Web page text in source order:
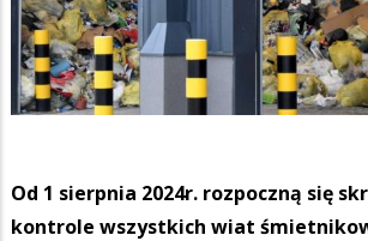
Od 1 sierpnia 2024r. rozpoczną się
kontrole wszystkich wiat